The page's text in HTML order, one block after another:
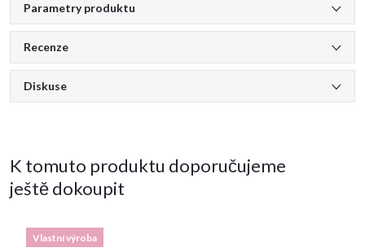
Parametry produktu
Recenze
Diskuse
K tomuto produktu doporučujeme
ještě dokoupit
Vlastní výroba